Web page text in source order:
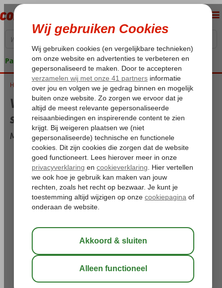
Pakketgarantie
Home Weer en temperatuur in Malaga in september
Weer en temperatuur in Malaga in
september
Malaga overzicht voor september
Maximum temperatuur:28°C
Minimum temperatuur (nacht):19°C
Dagen met regen:
Neerslag:9 mm
Zonuren per dag:8